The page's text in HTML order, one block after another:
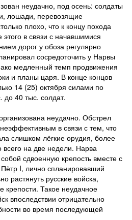
неудачно, под осень: солдаты
лошади, перевозящие
плохо, что к концу похода
в связи с начавшимися
дорог у обоза регулярно
сосредоточить у Нарвы
медленный темп продвижения
и планы царя. В конце концов
14 (25) октября силами по
до 40 тыс. солдат.
неудачно. Обстрел
в связи с тем, что
слишком лёгкие орудия, более
всего на две недели. Нарва
сдвоенную крепость вместе с
I, лично спланировавший
растянуть русские войска,
крепости. Такое неудачное
впоследствии отрицательно
во время последующей